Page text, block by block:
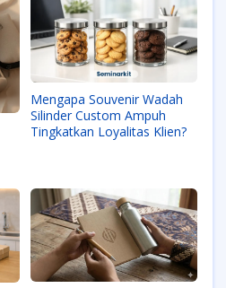
Mengapa Souvenir Wadah
Silinder Custom Ampuh
Tingkatkan Loyalitas Klien?